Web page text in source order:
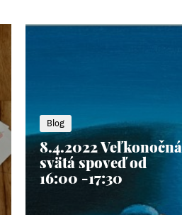
Blog
8.4.2022 Veľkonočná
svätá spoveď od
16:00 -17:30